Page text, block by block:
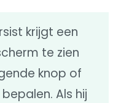
krijgt een
te zien
knop of
Als hij